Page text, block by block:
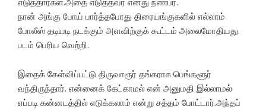
நான் அங்கு போய் பார்த்தபோது திரையங்குகளில் எல்லாம்
போலீஸ் தடியடி நடக்கும் அளவிற்குக் கூட்டம் அலைமோதியது.
படம் பெரிய வெற்றி.
இதைக் கேள்விப்பட்டு திருவாரூர் தங்கராசு பெங்களூர்
வந்திருந்தார். என்னைக் கேட்காமல் என் அனுமதி இல்லாமல்
எப்படி கன்னடத்தில் எடுக்கலாம் என்று சத்தம் போட்டார்.அந்தப்